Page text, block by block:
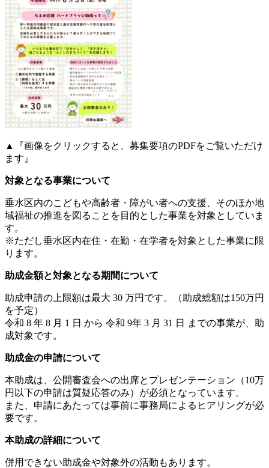
▲『画像をクリックすると、募集要項のPDFをご覧いただけ
ます』
対象となる事業について
垂水区内のこどもや高齢者・障がい者への支援、そのほか地
域福祉の推進を図ることを目的とした事業を対象としていま
す。
※ただし垂水区内在住・在勤・在学者を対象とした事業に限
ります。
助成金額と対象となる期間について
助成申請の上限額は最大 30 万円です。（助成総額は150万円
を予定）
令和 8 年 8 月 1 日 から 令和 9年 3 月 31 日 までの事業が、助
成対象です。
助成金の申請について
本助成は、公開審査会への出席とプレゼンテーション（10万
円以下の申請は質疑応答のみ）が必須となっています。
また、申請にあたっては事前に事務局によるヒアリングが必
要です。
本助成の詳細について
併用できない助成金や対象外の活動もあります。